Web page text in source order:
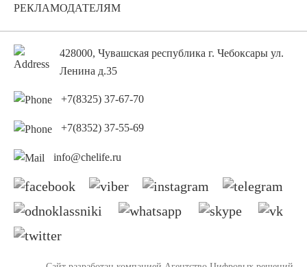
РЕКЛАМОДАТЕЛЯМ
428000, Чувашская республика г. Чебоксары ул.
Ленина д.35
+7(8325) 37-67-70
+7(8352) 37-55-69
info@chelife.ru